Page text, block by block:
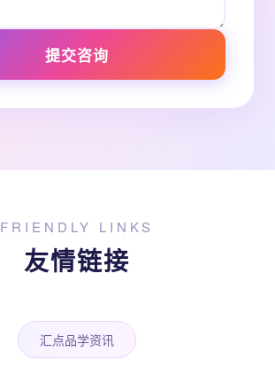
提交咨询
FRIENDLY LINKS
友情链接
汇点品学资讯